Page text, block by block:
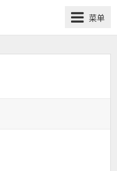
菜单